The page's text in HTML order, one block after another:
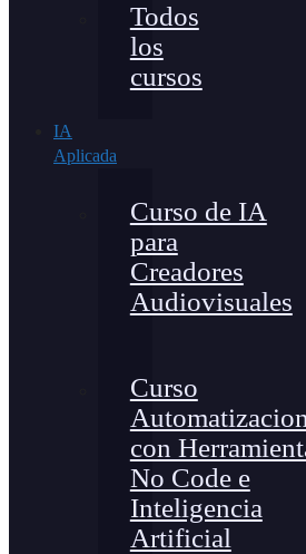
Todos
los
cursos
IA
Aplicada
Curso de IA
para
Creadores
Audiovisuales
Curso
con
No Code e
Inteligencia
Artificial